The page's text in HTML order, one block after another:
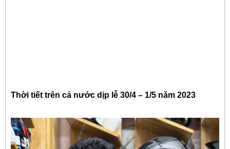
Thời tiết trên cả nước dịp lễ 30/4 – 1/5 năm 2023